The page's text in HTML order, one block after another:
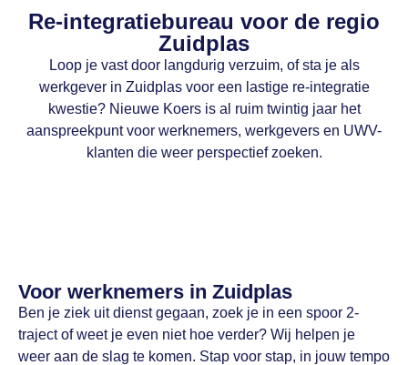
Re-integratiebureau voor de regio
Zuidplas
Loop je vast door langdurig verzuim, of sta je als
werkgever in Zuidplas voor een lastige re-integratie
kwestie? Nieuwe Koers is al ruim twintig jaar het
aanspreekpunt voor werknemers, werkgevers en UWV-
klanten die weer perspectief zoeken.
Voor werknemers in Zuidplas
Ben je ziek uit dienst gegaan, zoek je in een spoor 2-
traject of weet je even niet hoe verder? Wij helpen je
weer aan de slag te komen. Stap voor stap, in jouw tempo